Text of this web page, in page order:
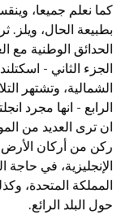
كما نعلم جميعا،
بطبيعة الحال، ويلز.
الحدائق الوطنية مع
الجزء الثاني -
الشمالية، وتشتهر
الرابع - انها مجرد
ان ترى العديد من
ركن من أركان
الإنجليزية، في
المملكة المتحدة،
حول البلد الرائع.